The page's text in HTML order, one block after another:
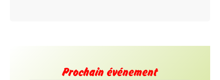
Prochain événement